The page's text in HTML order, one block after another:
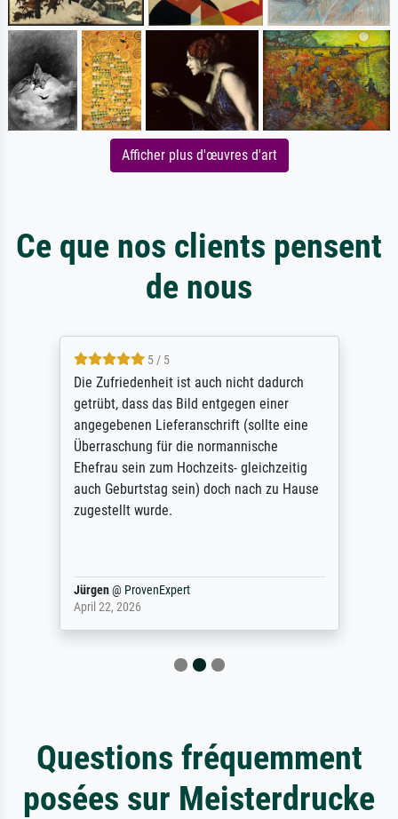
Afficher plus d'œuvres d'art
Ce que nos clients pensent
de nous
5 / 5
Die Zufriedenheit ist auch nicht dadurch
getrübt, dass das Bild entgegen einer
angegebenen Lieferanschrift (sollte eine
Überraschung für die normannische
Ehefrau sein zum Hochzeits- gleichzeitig
auch Geburtstag sein) doch nach zu Hause
zugestellt wurde.
Jürgen@ ProvenExpert
April 22, 2026
Questions fréquemment
posées sur Meisterdrucke